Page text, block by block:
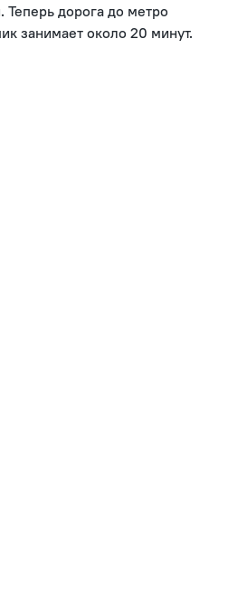
Теперь дорога до метро
занимает около 20 минут.